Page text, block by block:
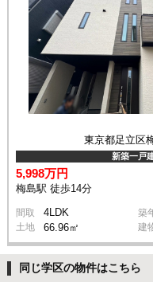
東京都足立区
新築一戸
5,998万円
梅島駅 徒歩14分
間取 4LDK 築
土地 66.96㎡ 建
同じ学区の物件はこちら